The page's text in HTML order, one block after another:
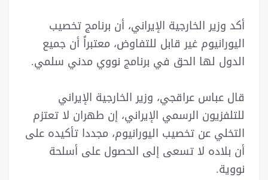
أكد وزير الخارجية الإيراني، أن برنامج تخصيب
اليورانيوم غير قابل للتفاوض، معتبراً أن جميع
الدول لها الحق في برنامج نووي مدني سلمي.
قال عباس عراقجي، وزير الخارجية الإيراني
للتلفزيون الرسمي الإيراني، إن طهران لا تعتزم
التخلي عن تخصيب اليورانيوم، مجددا تأكيده على
أن بلاده لا تسعى إلى الحصول على أسلحة
نووية.